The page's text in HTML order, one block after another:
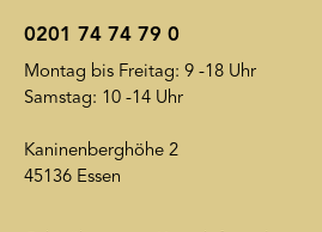
0201 74 74 79 0
Montag bis Freitag: 9 -18 Uhr
Samstag: 10 -14 Uhr
Kaninenberghöhe 2
45136 Essen